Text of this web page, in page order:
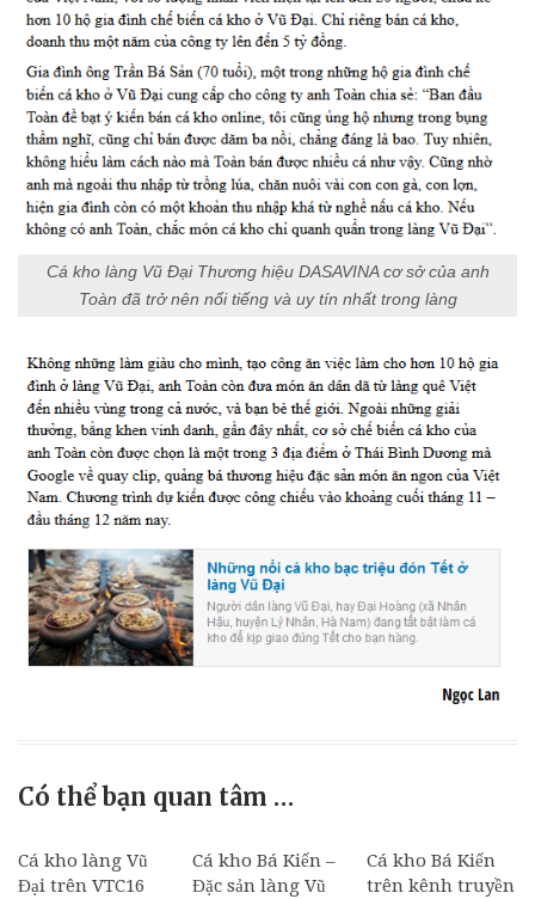
Cá kho làng Vũ Đại Thương hiệu DASAVINA cơ sở của anh
Toàn đã trở nên nổi tiếng và uy tín nhất trong làng
Có thể bạn quan tâm …
Cá kho làng Vũ
Đại trên VTC16
Cá kho Bá Kiến –
Đặc sản làng Vũ
Cá kho Bá Kiến
trên kênh truyền